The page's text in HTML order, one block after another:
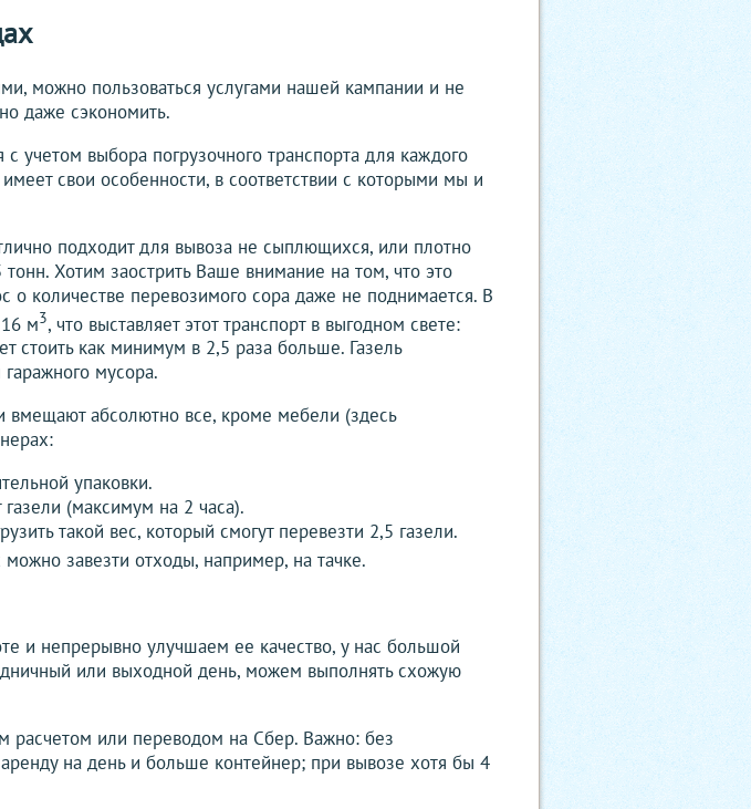
можно пользоваться услугами нашей кампании и не
даже сэкономить.
учетом выбора погрузочного транспорта для каждого
свои особенности, в соответствии с которыми мы и
подходит для вывоза не сыплющихся, или плотно
Хотим заострить Ваше внимание на том, что это
о количестве перевозимого сора даже не поднимается. В
м3, что выставляет этот транспорт в выгодном свете:
стоить как минимум в 2,5 раза больше. Газель
мусора.
вмещают абсолютно все, кроме мебели (здесь
упаковки.
(максимум на 2 часа).
такой вес, который смогут перевезти 2,5 газели.
можно завезти отходы, например, на тачке.
и непрерывно улучшаем ее качество, у нас большой
или выходной день, можем выполнять схожую
расчетом или переводом на Сбер. Важно: без
на день и больше контейнер; при вывозе хотя бы 4